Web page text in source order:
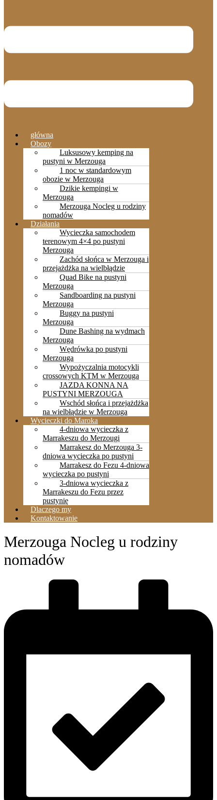
główna
Obozy
Luksusowy kemping na
pustyni w Merzouga
1 noc w standardowym
obozie w Merzouga
Dzikie kempingi w
Merzouga
Merzouga Nocleg u rodziny
nomadów
Działania
Wycieczka samochodem
terenowym 4×4 po pustyni
Merzouga
Zachód słońca w Merzouga i
przejażdżka na wielbłądzie
Quad Bike na pustyni
Merzouga
Sandboarding na pustyni
Merzouga
Buggy na pustyni
Merzouga
Dune Bashing na wydmach
Merzouga
Wędrówka po pustyni
Merzouga
Wypożyczalnia motocykli
crossowych KTM w Merzouga
JAZDA KONNA NA
PUSTYNI MERZOUGA
Wschód słońca i przejażdżka
na wielbłądzie w Merzouga
Wycieczki do Maroka
4-dniowa wycieczka z
Marrakeszu do Merzougi
Marrakesz do Merzouga 3-
dniowa wycieczka po pustyni
Marrakesz do Fezu 4-dniowa
wycieczka po pustyni
3-dniowa wycieczka z
Marrakeszu do Fezu przez
pustynię
Dlaczego my
Kontaktowanie
Merzouga Nocleg u rodziny
nomadów